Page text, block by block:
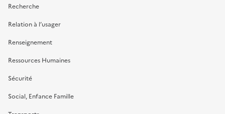
Recherche
Relation à l’usager
Renseignement
Ressources Humaines
Sécurité
Social, Enfance Famille